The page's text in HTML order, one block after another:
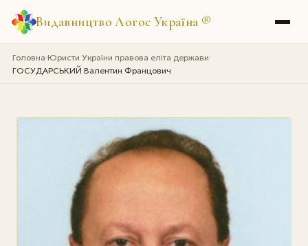
Видавництво Логос Україна ®
Головна›Юристи України правова еліта держави›
ГОСУДАРСЬКИЙ Валентин Францович